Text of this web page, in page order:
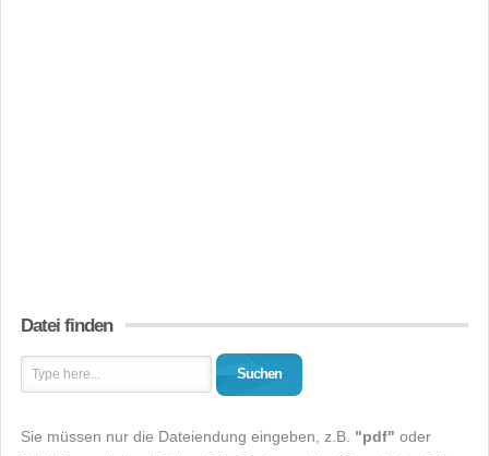
Datei finden
Suchen
Sie müssen nur die Dateiendung eingeben, z.B. "pdf" oder